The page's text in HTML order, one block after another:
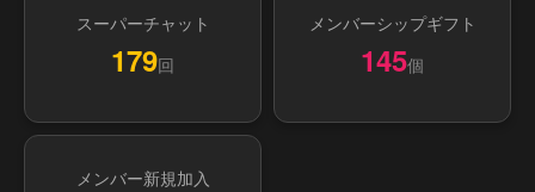
スーパーチャット
179回
メンバーシップギフト
145個
メンバー新規加入